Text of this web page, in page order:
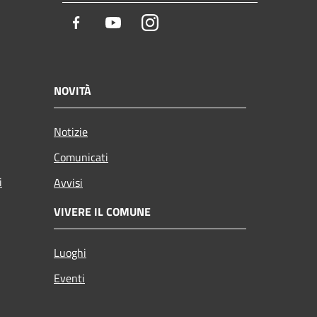
Facebook YoutubeInstagram
NOVITÀ
Notizie
Comunicati
Avvisi
VIVERE IL COMUNE
Luoghi
Eventi